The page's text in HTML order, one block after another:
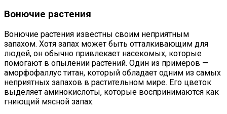
Вонючие растения
Вонючие растения известны своим неприятным
запахом. Хотя запах может быть отталкивающим для
людей, он обычно привлекает насекомых, которые
помогают в опылении растений. Один из примеров —
аморфофаллус титан, который обладает одним из самых
неприятных запахов в растительном мире. Его цветок
выделяет аминокислоты, которые воспринимаются как
гниющий мясной запах.